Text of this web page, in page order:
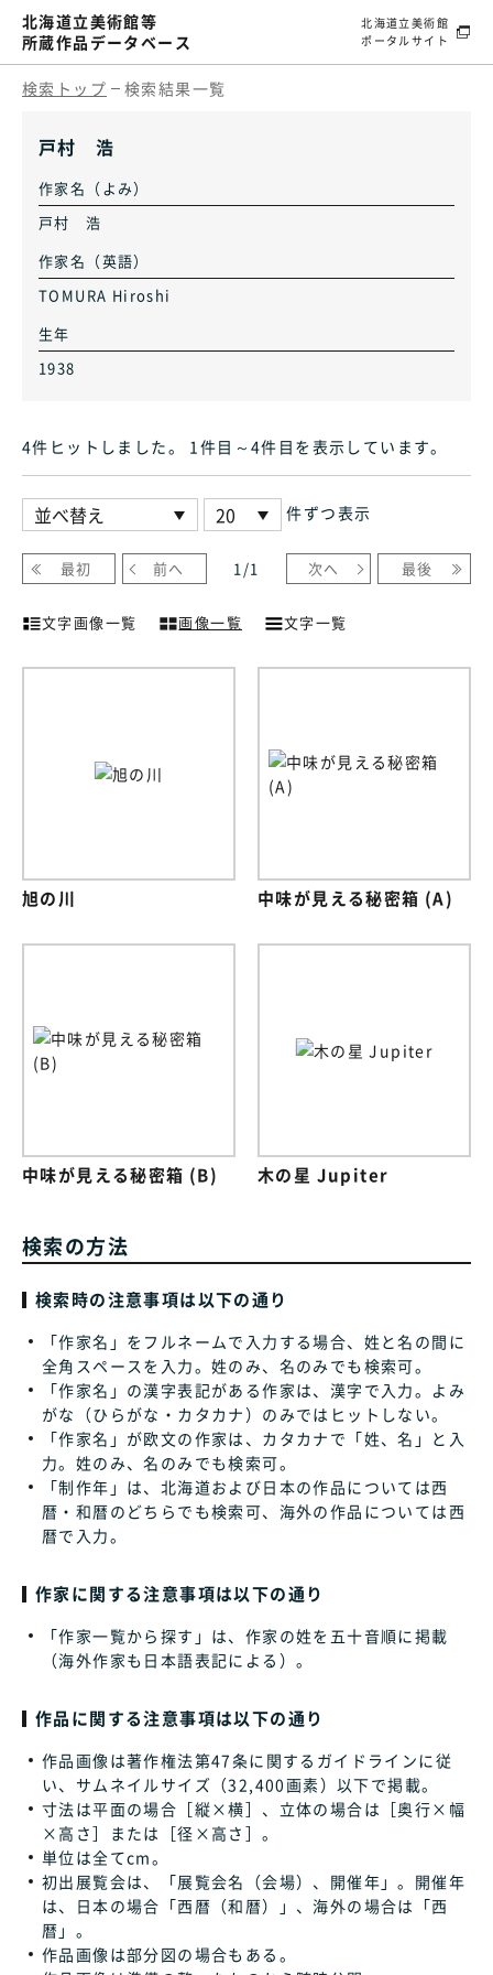
北海道立美術館等
所蔵作品データベース
北海道立美術館
ポータルサイト
検索トップ 検索結果一覧
戸村 浩
作家名（よみ）
戸村 浩
作家名（英語）
TOMURA Hiroshi
生年
1938
4件ヒット しました。 1件目～4件目 を表示しています。
件ずつ表示
最初 前へ 1 /1 次へ 最後
文字画像一覧 画像一覧 文字一覧
旭の川 中味が見える秘密箱 (A)
中味が見える秘密箱 (B) 木の星 Jupiter
検索の方法
検索時の注意事項は以下の通り
「作家名」をフルネームで入力する場合、姓と名の間に
全角スペースを入力。姓のみ、名のみでも検索可。
「作家名」の漢字表記がある作家は、漢字で入力。よみ
がな（ひらがな・カタカナ）のみではヒットしない。
「作家名」が欧文の作家は、カタカナで「姓、名」と入
力。姓のみ、名のみでも検索可。
「制作年」は、北海道および日本の作品については西
暦・和暦のどちらでも検索可、海外の作品については西
暦で入力。
作家に関する注意事項は以下の通り
「作家一覧から探す」は、作家の姓を五十音順に掲載
（海外作家も日本語表記による）。
作品に関する注意事項は以下の通り
作品画像は著作権法第47条に関するガイドラインに従
い、サムネイルサイズ（32,400画素）以下で掲載。
寸法は平面の場合［縦×横］、立体の場合は［奥行×幅
×高さ］または［径×高さ］。
単位は全てcm。
初出展覧会は、「展覧会名（会場）、開催年」。開催年
は、日本の場合「西暦（和暦）」、海外の場合は「西
暦」。
作品画像は部分図の場合もある。